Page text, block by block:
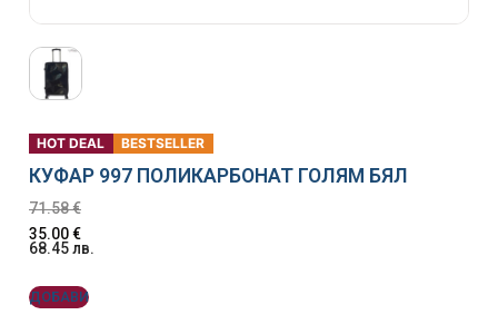
HOT DEAL BESTSELLER
КУФАР 997 ПОЛИКАРБОНАТ ГОЛЯМ БЯЛ
71.58€
35.00€
68.45лв.
ДОБАВИ